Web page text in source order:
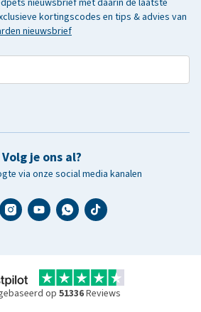
kortingscodes en tips & advies van
nieuwsbrief
Volg je ons al?
via onze social media kanalen
op 51336Reviews